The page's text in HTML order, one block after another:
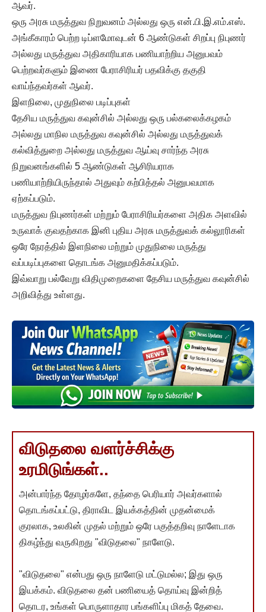
ஆவர்.
ஒரு அரசு மருத்துவ நிறுவனம் அல்லது ஒரு என்.பி.இ.எம்.எஸ்.
அங்கீகாரம் பெற்ற டிப்ளமோவுடன் 6 ஆண்டுகள் சிறப்பு நிபுணர்
அல்லது மருத்துவ அதிகாரியாக பணியாற்றிய அனுபவம்
பெற்றவர்களும் இணை பேராசிரியர் பதவிக்கு தகுதி
வாய்ந்தவர்கள் ஆவர்.
இளநிலை, முதுநிலை படிப்புகள்
தேசிய மருத்துவ கவுன்சில் அல்லது ஒரு பல்கலைக்கழகம்
அல்லது மாநில மருத்துவ கவுன்சில் அல்லது மருத்துவக்
கல்வித்துறை அல்லது மருத்துவ ஆய்வு சார்ந்த அரசு
நிறுவனங்களில் 5 ஆண்டுகள் ஆசிரியராக
பணியாற்றியிருந்தால் அதுவும் கற்பித்தல் அனுபவமாக
ஏற்கப்படும்.
மருத்துவ நிபுணர்கள் மற்றும் பேராசிரியர்களை அதிக அளவில்
உருவாக் குவதற்காக இனி புதிய அரசு மருத்துவக் கல்லூரிகள்
ஒரே நேரத்தில் இளநிலை மற்றும் முதுநிலை மருத்து
வப்படிப்புகளை தொடங்க அனுமதிக்கப்படும்.
இவ்வாறு பல்வேறு விதிமுறைகளை தேசிய மருத்துவ கவுன்சில்
அறிவித்து உள்ளது.
விடுதலை வளர்ச்சிக்கு
உரமிடுங்கள்..
அன்பார்ந்த தோழர்களே, தந்தை பெரியார் அவர்களால்
தொடங்கப்பட்டு, திராவிட இயக்கத்தின் முதன்மைக்
குரலாக, உலகின் முதல் மற்றும் ஒரே பகுத்தறிவு நாளேடாக
திகழ்ந்து வருகிறது "விடுதலை" நாளேடு.
"விடுதலை" என்பது ஒரு நாளேடு மட்டுமல்ல; இது ஒரு
இயக்கம். விடுதலை தன் பணியைத் தொய்வு இன்றித்
தொடர, உங்கள் பொருளாதார பங்களிப்பு மிகத் தேவை.